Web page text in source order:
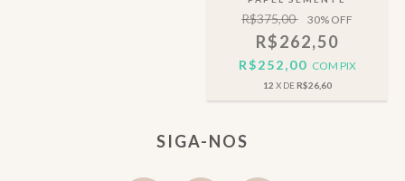
R$375,00 30% OFF
R$262,50
R$252,00 COM PIX
12 X DER$26,60
SIGA-NOS